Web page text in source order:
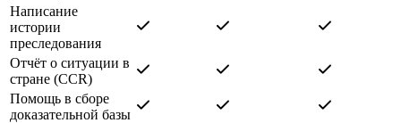
Написание
истории
преследования
Отчёт о ситуации в
стране (CCR)
Помощь в сборе
доказательной базы